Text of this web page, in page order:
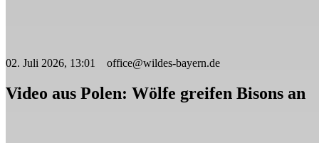
02. Juli 2026, 13:01 office@wildes-bayern.de
Video aus Polen: Wölfe greifen Bisons an